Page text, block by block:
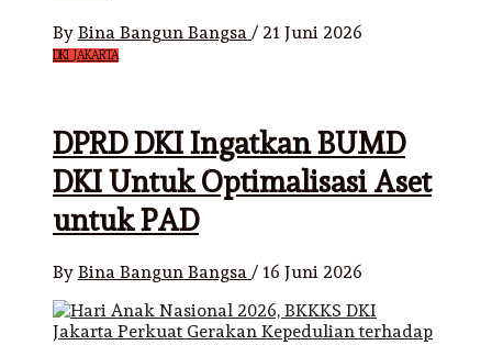
By Bina Bangun Bangsa / 21 Juni 2026
DKI JAKARTA
DPRD DKI Ingatkan BUMD
DKI Untuk Optimalisasi Aset
untuk PAD
By Bina Bangun Bangsa / 16 Juni 2026